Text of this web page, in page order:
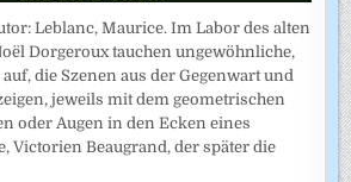
Leblanc, Maurice. Im Labor des alten
Dorgeroux tauchen ungewöhnliche,
die Szenen aus der Gegenwart und
jeweils mit dem geometrischen
oder Augen in den Ecken eines
Victorien Beaugrand, der später die